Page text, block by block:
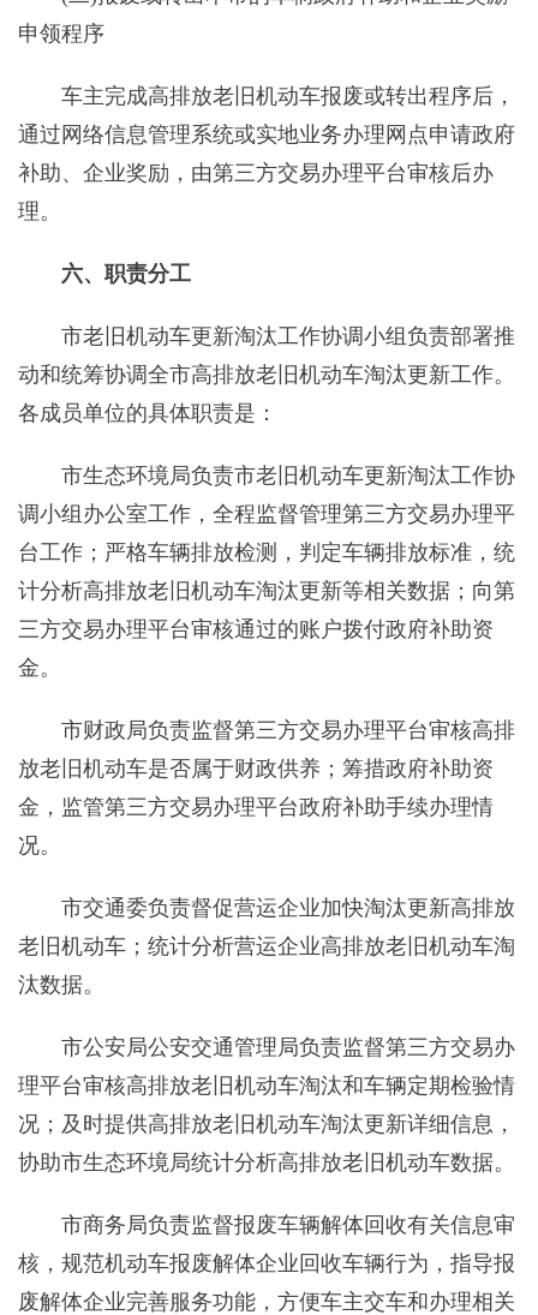
申领程序
车主完成高排放老旧机动车报废或转出程序后，
通过网络信息管理系统或实地业务办理网点申请政府
补助、企业奖励，由第三方交易办理平台审核后办
理。
六、职责分工
市老旧机动车更新淘汰工作协调小组负责部署推
动和统筹协调全市高排放老旧机动车淘汰更新工作。
各成员单位的具体职责是：
市生态环境局负责市老旧机动车更新淘汰工作协
调小组办公室工作，全程监督管理第三方交易办理平
台工作；严格车辆排放检测，判定车辆排放标准，统
计分析高排放老旧机动车淘汰更新等相关数据；向第
三方交易办理平台审核通过的账户拨付政府补助资
金。
市财政局负责监督第三方交易办理平台审核高排
放老旧机动车是否属于财政供养；筹措政府补助资
金，监管第三方交易办理平台政府补助手续办理情
况。
市交通委负责督促营运企业加快淘汰更新高排放
老旧机动车；统计分析营运企业高排放老旧机动车淘
汰数据。
市公安局公安交通管理局负责监督第三方交易办
理平台审核高排放老旧机动车淘汰和车辆定期检验情
况；及时提供高排放老旧机动车淘汰更新详细信息，
协助市生态环境局统计分析高排放老旧机动车数据。
市商务局负责监督报废车辆解体回收有关信息审
核，规范机动车报废解体企业回收车辆行为，指导报
废解体企业完善服务功能，方便车主交车和办理相关